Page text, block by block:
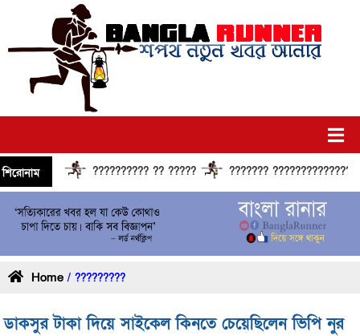
শিরোনাম ?????????? ?? ????? ??????? ??????????????
Home / ?????????
ডাকসুর টাকা দিয়ে সাইকেল কিনতে চেয়েছিলেন ভিপি নুর